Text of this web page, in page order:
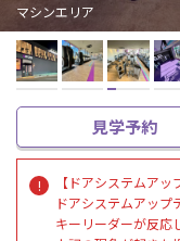
マシンエリア
見学予約
【ドアシステムアッ
ドアシステムアッ
キーリーダーが反応